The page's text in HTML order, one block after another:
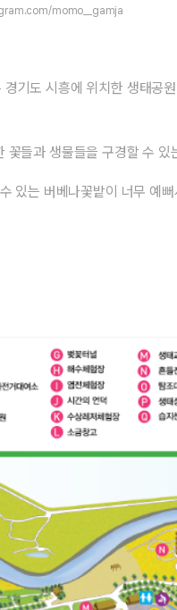
momo__gamja
경기도 시흥에 위치한 생태공
꽃들과 생물들을 구경할 수
있는 버베나꽃밭이 너무 예